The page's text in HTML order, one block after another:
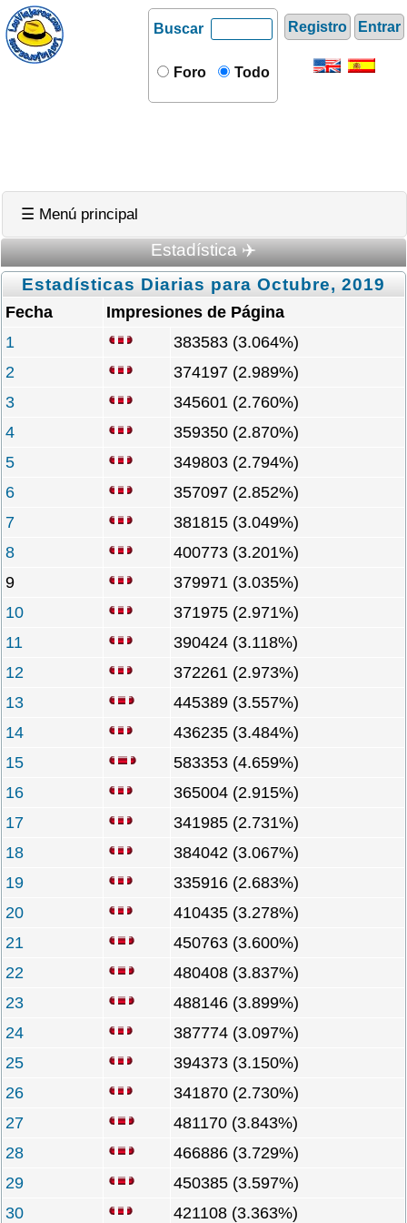
Registro Entrar
Buscar
Foro Todo
☰ Menú principal
Estadística ✈️
Estadísticas Diarias para Octubre, 2019
Fecha
Impresiones de Página
1
383583 (3.064%)
2
374197 (2.989%)
3
345601 (2.760%)
4
359350 (2.870%)
5
349803 (2.794%)
6
357097 (2.852%)
7
381815 (3.049%)
8
400773 (3.201%)
9
379971 (3.035%)
10
371975 (2.971%)
11
390424 (3.118%)
12
372261 (2.973%)
13
445389 (3.557%)
14
436235 (3.484%)
15
583353 (4.659%)
16
365004 (2.915%)
17
341985 (2.731%)
18
384042 (3.067%)
19
335916 (2.683%)
20
410435 (3.278%)
21
450763 (3.600%)
22
480408 (3.837%)
23
488146 (3.899%)
24
387774 (3.097%)
25
394373 (3.150%)
26
341870 (2.730%)
27
481170 (3.843%)
28
466886 (3.729%)
29
450385 (3.597%)
30
421108 (3.363%)